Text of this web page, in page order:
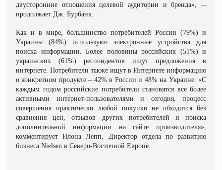
двусторонние отношения целевой аудитории и бренда», --
продолжает Дж. Бурбанк.
Как и в мире, большинство потребителей России (79%) и
Украины (84%) используют электронные устройства для
поиска информации. Более половины российских (51%) и
украинских (61%) респондентов ищут предложения в
интернете. Потребители также ищут в Интернете информацию
о конкретном продукте – 42% в России и 48% на Украине. «С
каждым годом российские потребители становятся все более
активными интернет-пользователями и сегодня, процесс
совершения практически любой покупки не обходится без
сравнения цен, отзывов других потребителей и поиска
дополнительной информации на сайте производителя»,
комментирует Илона Лепп, Директор отдела по развитию
бизнеса Nielsen в Северо-Восточной Европе.